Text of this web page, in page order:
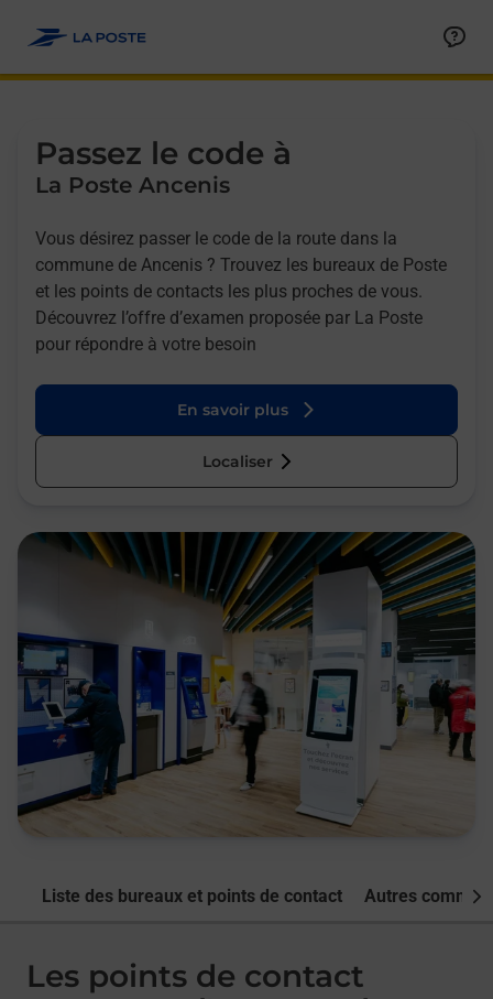
Passez le code à
La Poste Ancenis
Vous désirez passer le code de la route dans la
commune de Ancenis ? Trouvez les bureaux de Poste
et les points de contacts les plus proches de vous.
Découvrez l’offre d’examen proposée par La Poste
pour répondre à votre besoin
En savoir plus
Localiser
Liste des bureaux et points de contact Autres
Les points de contact